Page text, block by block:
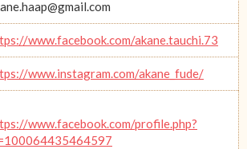
www.facebook.com/akane.tauchi.73
www.instagram.com/akane_fude/
www.facebook.com/profile.php?